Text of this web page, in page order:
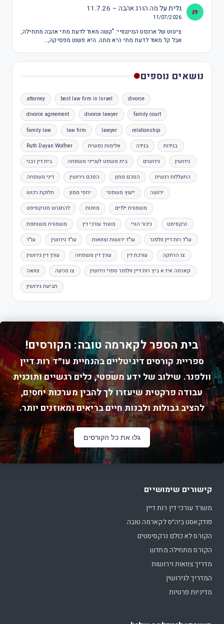
גליתעל מה הורג אהבה – 11.7.26
11/07/2026
ציטוט של ארנסט המינגוויי: "קשה מאוד לדעת מתי אהבה מתחילה,
אבל קל מאוד לדעת מתי היא מתה. היא פשוט מפסיקה,…
נושאים נוספים
attorney best law firm in Israel divorce
divorce agreement divorce lawyer family court
family law law firm lawyer relationship
Ruth Dayan Wolfner אלימות נפשית בגידה בגידות
בית דין רבני בית משפט לענייני משפחה גירושים גירושין
דיני משפחה הסכם גירושין הסכם ממון התעללות רגשית
חלוקת רכוש יחסי ממון ייעוץ משפטי ירושה
להתגרש מנרקסיסט מזונות משמורת ילדים
משמורת משותפת משרד עורכי דין ניכור הורי נרקסיסט
עו"ד עו"ד גירושין עו"ד ירושות וצוואות עו"ד רות דיין וולפנר
עורך דין גירושין עורך דין משפחה עורכת דין צו הרחקה
צוואה צו מניעה קארמה איז א ביץ רות דיין וולפנר ספרי גירושין
תביעת גירושין
בית הספר לקארמה טובה: הקורסים!
ספריית קורסים דיגיטליים בהנחיית עו״ד רות דיין
וולפנר. שילוב של ידע משפטי, כלים רגשיים ותוכנית
עבודה פרקטית שיעזרו לך להבין מערכות יחסים,
להציב גבולות ולבנות חיים בריאים ומאוזנים יותר.
גלו את כל הקורסים
קישורים שימושיים
משרד עורכי דין רות דיין
פודקאסט ביה״ס לקארמה טובה
הקורס לא כולם נרקסיסטים
הקורס מתחילה מחדש
מדריך צוואות וירושות
המדריך לגירושין
מדיניות פרטיות